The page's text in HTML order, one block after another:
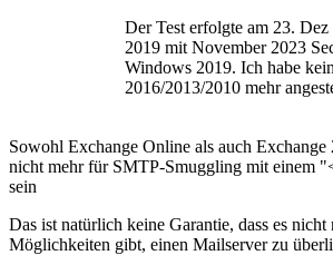
Der Test erfolgte am 23.
2019 mit November 2023
Windows 2019. Ich habe
2016/2013/2010 mehr
Sowohl Exchange Online als auch Exchange
nicht mehr für SMTP-Smuggling mit einem
sein
Das ist natürlich keine Garantie, dass es nicht
Möglichkeiten gibt, einen Mailserver zu